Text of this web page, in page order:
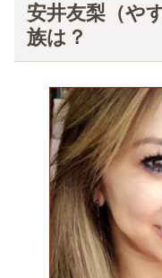
安井友梨（や
族は？